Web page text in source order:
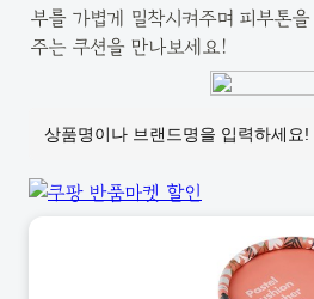
부를 가볍게 밀착시켜주며 피부톤
주는 쿠션을 만나보세요!